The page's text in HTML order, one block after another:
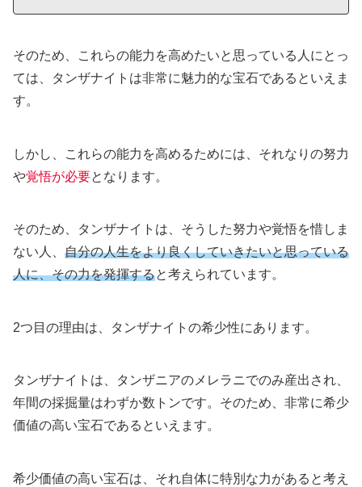
そのため、これらの能力を高めたいと思っている人にとっ
ては、タンザナイトは非常に魅力的な宝石であるといえま
す。
しかし、これらの能力を高めるためには、それなりの努力
や覚悟が必要となります。
そのため、タンザナイトは、そうした努力や覚悟を惜しま
ない人、 自分の人生をより良くしていきたいと思っている
人に、その力を発揮すると考えられています。
2つ目の理由は、タンザナイトの希少性にあります。
タンザナイトは、タンザニアのメレラニでのみ産出され、
年間の採掘量はわずか数トンです。そのため、非常に希少
価値の高い宝石であるといえます。
希少価値の高い宝石は、それ自体に特別な力があると考え